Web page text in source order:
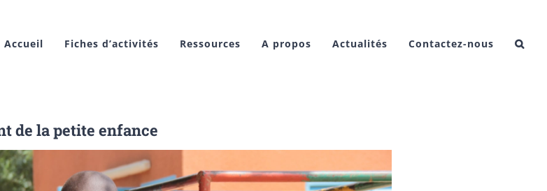
Accueil Fiches d’activités Ressources A propos Actualités Contactez-nous
de la petite enfance